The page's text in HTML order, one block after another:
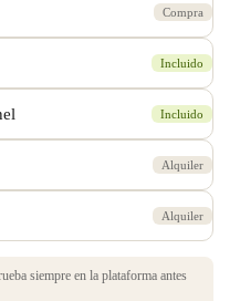
Compra
Incluido
Incluido
Alquiler
Alquiler
siempre en la plataforma antes